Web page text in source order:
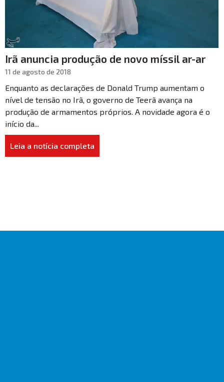
Irã anuncia produção de novo míssil ar-ar
11 de agosto de 2018
Enquanto as declarações de Donald Trump aumentam o
nível de tensão no Irã, o governo de Teerã avança na
produção de armamentos próprios. A novidade agora é o
início da...
Leia a notícia completa